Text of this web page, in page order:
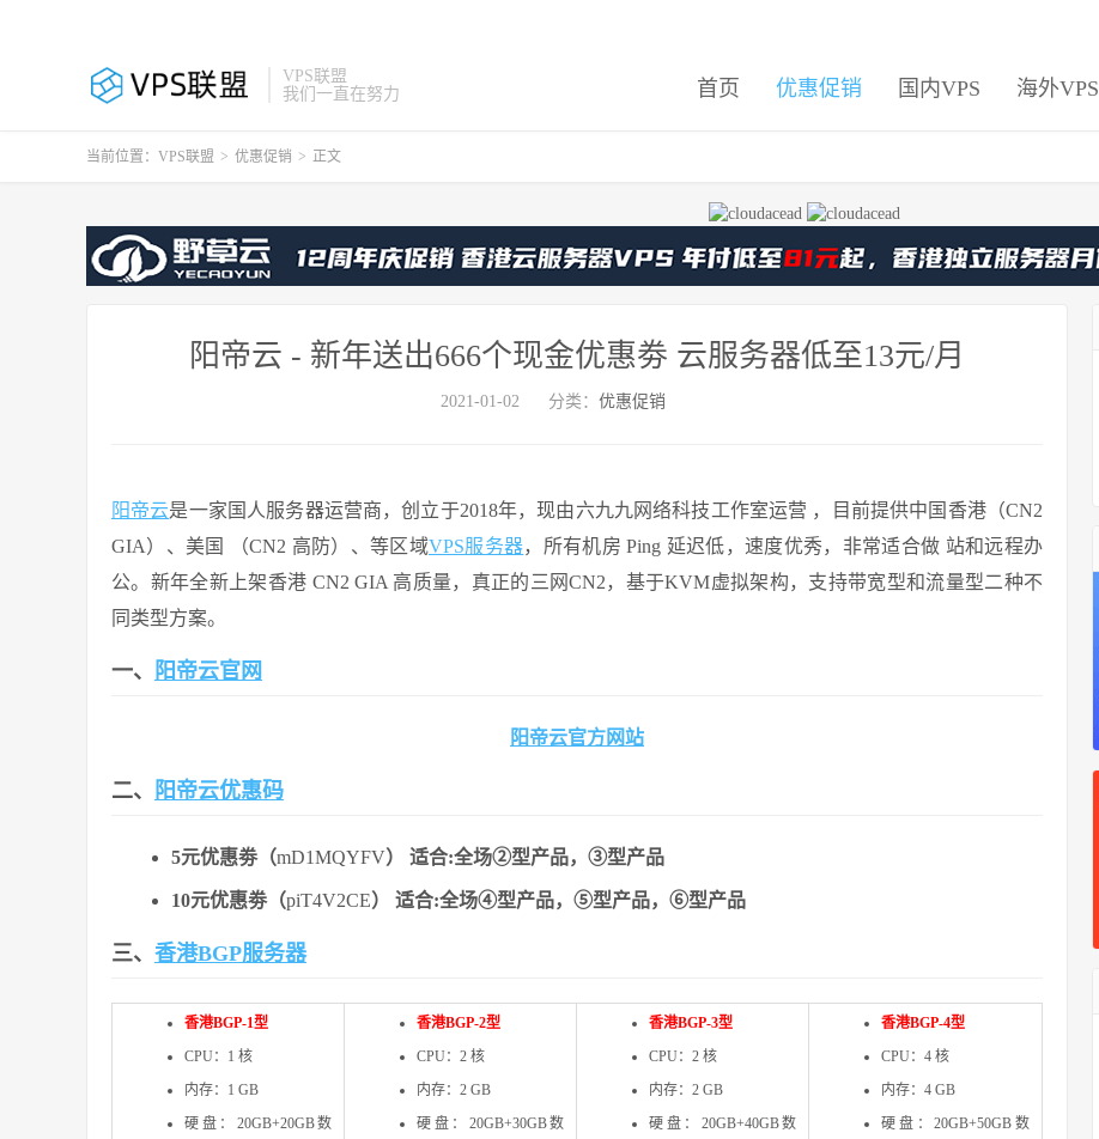
VPS联盟
我们一直在努力
首页 优惠促销 国内VPS 海外VPS
当前位置： VPS联盟 > 优惠促销 > 正文
阳帝云 - 新年送出666个现金优惠劵 云服务器低至13元/月
2021-01-02 分类： 优惠促销
阳帝云是一家国人服务器运营商，创立于2018年，现由六九九网络科技工作室运营 ，目前提供中国香港（CN2
GIA）、美国 （CN2 高防）、等区域VPS服务器，所有机房 Ping 延迟低，速度优秀，非常适合做 站和远程办
公。新年全新上架⾹港 CN2 GIA 高质量，真正的三网CN2，基于KVM虚拟架构，支持带宽型和流量型二种不
同类型方案。
一、 阳帝云官网
阳帝云官方网站
二、 阳帝云优惠码
5元优惠劵（mD1MQYFV） 适合:全场②型产品，③型产品
10元优惠劵（piT4V2CE） 适合:全场④型产品，⑤型产品，⑥型产品
三、 香港BGP服务器
香港BGP-1型
CPU：1 核
内存：1 GB
硬盘：20GB+20GB数
香港BGP-2型
CPU：2 核
内存：2 GB
硬盘：20GB+30GB数
香港BGP-3型
CPU：2 核
内存：2 GB
硬盘：20GB+40GB数
香港BGP-4型
CPU：4 核
内存：4 GB
硬盘：20GB+50GB数